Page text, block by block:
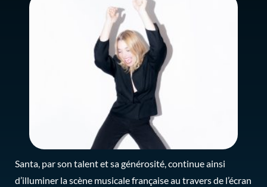
Santa, par son talent et sa générosité, continue ainsi
d’illuminer la scène musicale française au travers de l’écran